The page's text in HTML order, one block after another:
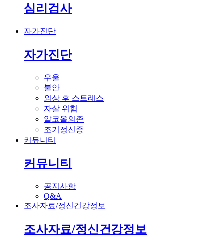
심리검사
자가진단
자가진단
우울
불안
외상 후 스트레스
자살 위험
알코올의존
조기정신증
커뮤니티
커뮤니티
공지사항
Q&A
조사자료/정신건강정보
조사자료/정신건강정보